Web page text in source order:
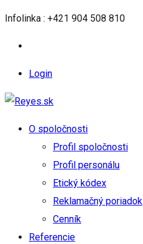
Infolinka : +421 904 508 810
Login
O spoločnosti
Profil spoločnosti
Profil personálu
Etický kódex
Reklamačný poriadok
Cenník
Referencie